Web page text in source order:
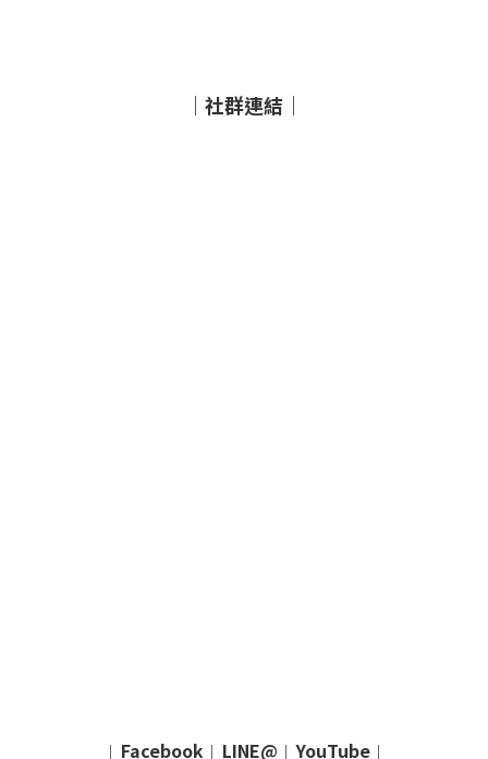
｜社群連結｜
｜ Facebook ｜ LINE@ ｜ YouTube ｜